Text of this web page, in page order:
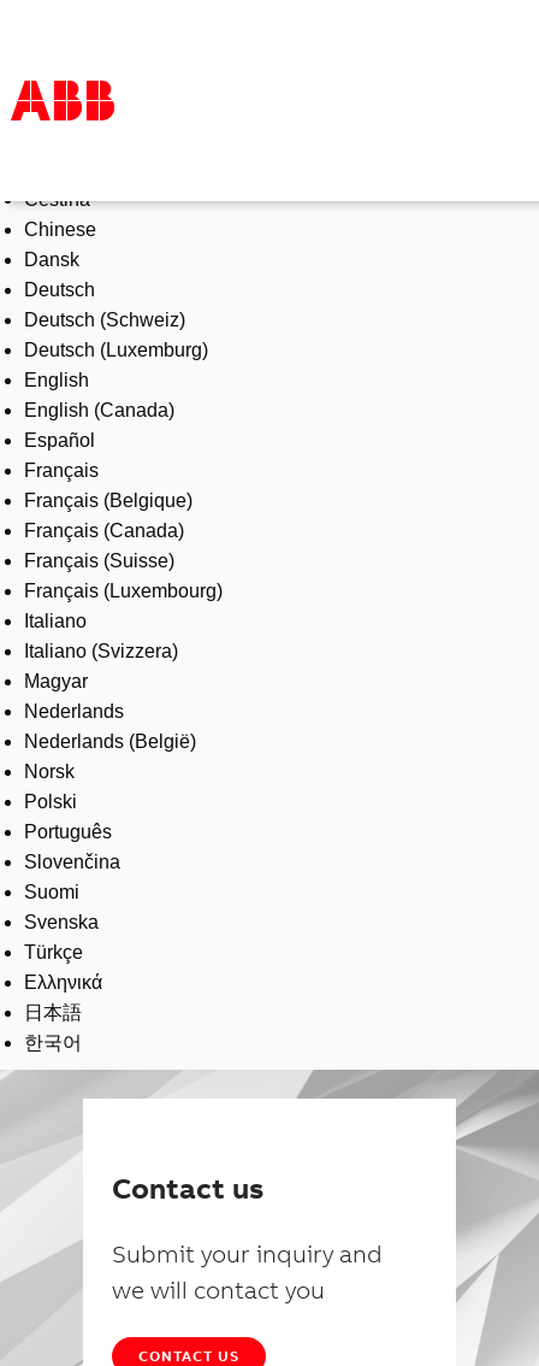
Products & Solutions
Industries
Services
About us
Where to buy
Contact us
Careers
Čeština
Chinese
Dansk
Deutsch
Deutsch (Schweiz)
Deutsch (Luxemburg)
English
English (Canada)
Español
Français
Français (Belgique)
Français (Canada)
Français (Suisse)
Français (Luxembourg)
Italiano
Italiano (Svizzera)
Magyar
Nederlands
Nederlands (België)
Norsk
Polski
Português
Slovenčina
Suomi
Svenska
Türkçe
Ελληνικά
日本語
한국어
Contact us
Submit your inquiry and
we will contact you
CONTACT US